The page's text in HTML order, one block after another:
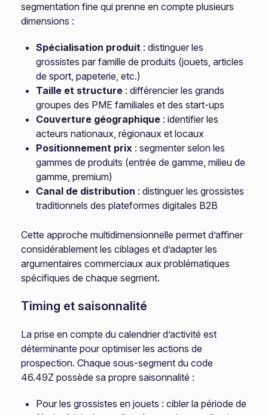
segmentation fine qui prenne en compte plusieurs
dimensions :
Spécialisation produit : distinguer les
grossistes par famille de produits (jouets, articles
de sport, papeterie, etc.)
Taille et structure : différencier les grands
groupes des PME familiales et des start-ups
Couverture géographique : identifier les
acteurs nationaux, régionaux et locaux
Positionnement prix : segmenter selon les
gammes de produits (entrée de gamme, milieu de
gamme, premium)
Canal de distribution : distinguer les grossistes
traditionnels des plateformes digitales B2B
Cette approche multidimensionnelle permet d’affiner
considérablement les ciblages et d’adapter les
argumentaires commerciaux aux problématiques
spécifiques de chaque segment.
Timing et saisonnalité
La prise en compte du calendrier d’activité est
déterminante pour optimiser les actions de
prospection. Chaque sous-segment du code
46.49Z possède sa propre saisonnalité :
Pour les grossistes en jouets : cibler la période de